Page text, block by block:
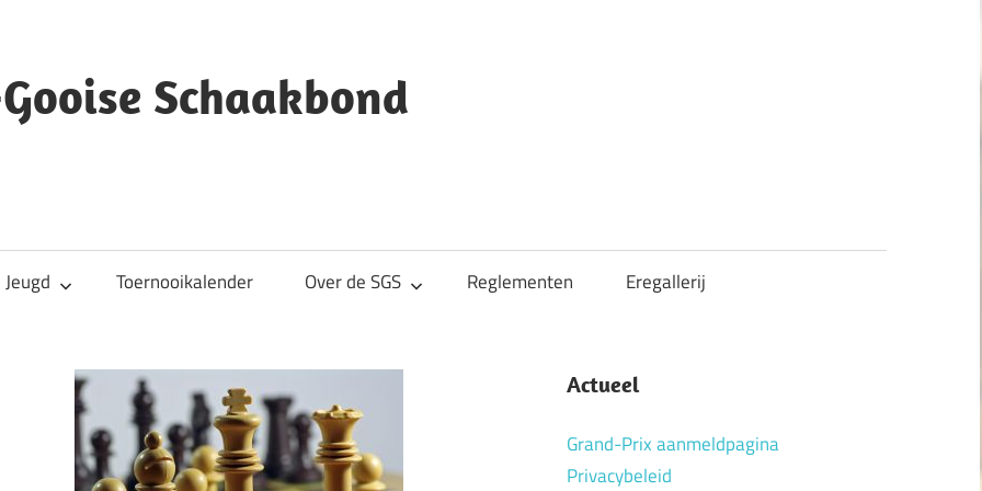
Schaakbond
Jeugd Toernooikalender Over de SGS Reglementen Eregallerij
Actueel
Grand-Prix aanmeldpagina
Privacybeleid